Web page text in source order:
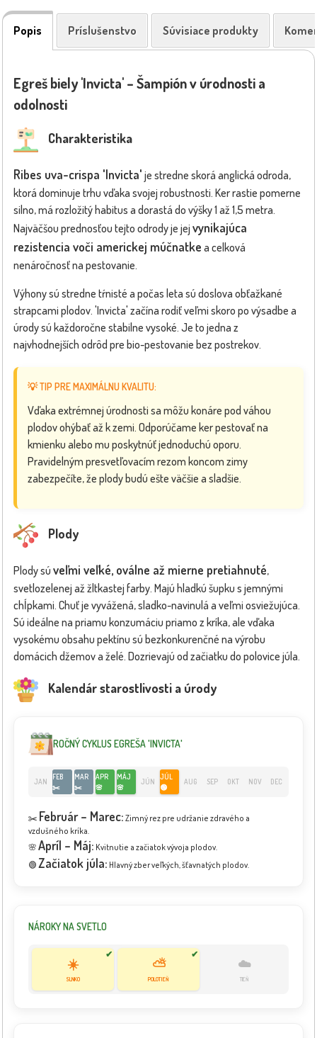
Popis Príslušenstvo Súvisiace produkty
Egreš biely 'Invicta' – Šampión v úrodnosti a
odolnosti
Charakteristika
Ribes uva-crispa 'Invicta' je stredne skorá anglická odroda,
ktorá dominuje trhu vďaka svojej robustnosti. Ker rastie pomerne
silno, má rozložitý habitus a dorastá do výšky 1 až 1,5 metra.
Najväčšou prednosťou tejto odrody je jej vynikajúca
rezistencia voči americkej múčnatke a celková
nenáročnosť na pestovanie.
Výhony sú stredne tŕnisté a počas leta sú doslova obťažkané
strapcami plodov. 'Invicta' začína rodiť veľmi skoro po výsadbe a
úrody sú každoročne stabilne vysoké. Je to jedna z
najvhodnejších odrôd pre bio-pestovanie bez postrekov.
💡 TIP PRE MAXIMÁLNU KVALITU:
Vďaka extrémnej úrodnosti sa môžu konáre pod váhou
plodov ohýbať až k zemi. Odporúčame ker pestovať na
kmienku alebo mu poskytnúť jednoduchú oporu.
Pravidelným presvetľovacím rezom koncom zimy
zabezpečíte, že plody budú ešte väčšie a sladšie.
Plody
Plody sú veľmi veľké, oválne až mierne pretiahnuté,
svetlozelenej až žltkastej farby. Majú hladkú šupku s jemnými
chĺpkami. Chuť je vyvážená, sladko-navinulá a veľmi osviežujúca.
Sú ideálne na priamu konzumáciu priamo z kríka, ale vďaka
vysokému obsahu pektínu sú bezkonkurenčné na výrobu
domácich džemov a želé. Dozrievajú od začiatku do polovice júla.
Kalendár starostlivosti a úrody
ROČNÝ CYKLUS EGREŠA 'INVICTA'
JAN
FEB
✂️
MAR
✂️
APR
🌸
MÁJ
🌸
JÚN
JÚL
🟢
AUG SEP OKT NOV DEC
✂️ Február – Marec: Zimný rez pre udržanie zdravého a
vzdušného kríka.
🌸 Apríl – Máj: Kvitnutie a začiatok vývoja plodov.
🟢 Začiatok júla: Hlavný zber veľkých, šťavnatých plodov.
NÁROKY NA SVETLO
✔
☀️
SLNKO
✔
⛅
POLOTIEŇ
☁️
TIEŇ